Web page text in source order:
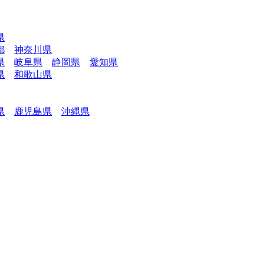
神奈川県
岐阜県 静岡県
愛知県
和歌山県
鹿児島県 沖縄県